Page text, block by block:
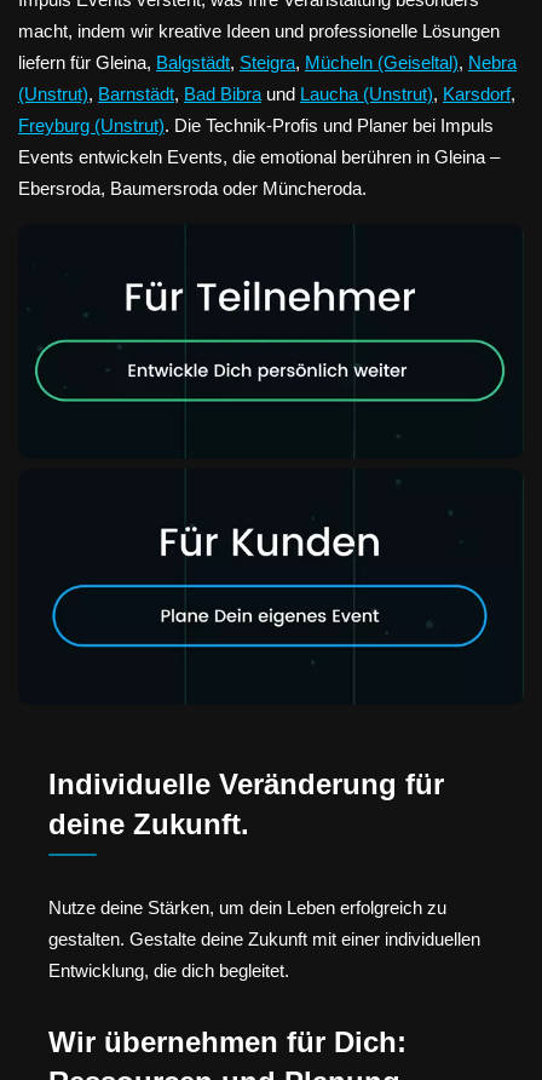
macht, indem wir kreative Ideen und professionelle Lösungen
liefern für Gleina, Balgstädt, Steigra, Mücheln (Geiseltal), Nebra
(Unstrut), Barnstädt, Bad Bibra und Laucha (Unstrut), Karsdorf,
Freyburg (Unstrut). Die Technik-Profis und Planer bei Impuls
Events entwickeln Events, die emotional berühren in Gleina –
Ebersroda, Baumersroda oder Müncheroda.
Individuelle Veränderung für
deine Zukunft.
Nutze deine Stärken, um dein Leben erfolgreich zu
gestalten. Gestalte deine Zukunft mit einer individuellen
Entwicklung, die dich begleitet.
Wir übernehmen für Dich: